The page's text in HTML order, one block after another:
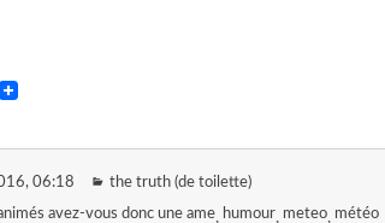
, 06:18 the truth (de toilette)
avez-vous donc une ame humour meteo météo